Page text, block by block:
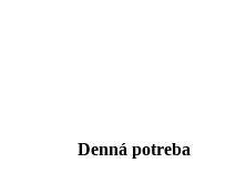
Denná potreba